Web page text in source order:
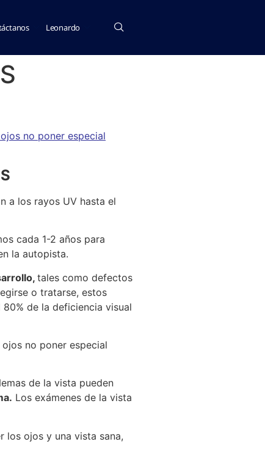
Leonardo
no poner especial
a los rayos UV hasta el
cada 1-2 años para
la autopista.
tales como defectos
o tratarse, estos
de la deficiencia visual
no poner especial
de la vista pueden
Los exámenes de la vista
los ojos y una vista sana,